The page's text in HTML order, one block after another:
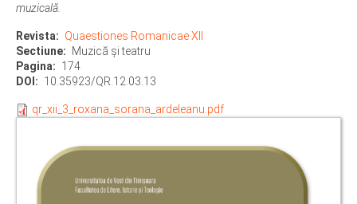
muzicală.
Revista
Quaestiones Romanicae XII
Sectiune
Muzică și teatru
Pagina
174
DOI
10.35923/QR.12.03.13
qr_xii_3_roxana_sorana_ardeleanu.pdf